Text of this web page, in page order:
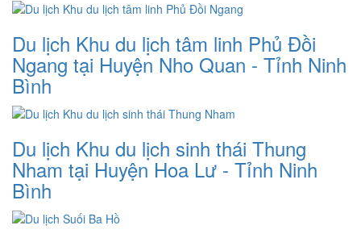
Du lịch Khu du lịch tâm linh Phủ Đồi
Ngang tại Huyện Nho Quan - Tỉnh Ninh
Bình
Du lịch Khu du lịch sinh thái Thung
Nham tại Huyện Hoa Lư - Tỉnh Ninh
Bình